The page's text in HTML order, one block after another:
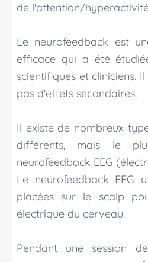
de l'attention/
Le neurofeedback est
efficace qui a été
scientifiques et cliniciens.
pas d'effets secondaires.
Il existe de nombreux
différents, mais le
neurofeedback EEG
Le neurofeedback EEG
placées sur le scalp
électrique du cerveau.
Pendant une session